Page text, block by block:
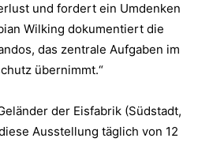
und fordert ein Umdenken
Wilking dokumentiert die
das zentrale Aufgaben im
übernimmt.“
der Eisfabrik (Südstadt,
Ausstellung täglich von 12